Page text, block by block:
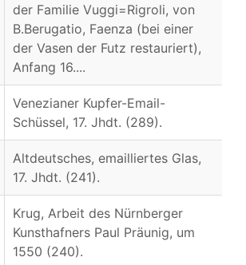
der Familie Vuggi=Rigroli, von
B.Berugatio, Faenza (bei einer
der Vasen der Futz restauriert),
Anfang 16....
Venezianer Kupfer-Email-
Schüssel, 17. Jhdt. (289).
Altdeutsches, emailliertes Glas,
17. Jhdt. (241).
Krug, Arbeit des Nürnberger
Kunsthafners Paul Präunig, um
1550 (240).